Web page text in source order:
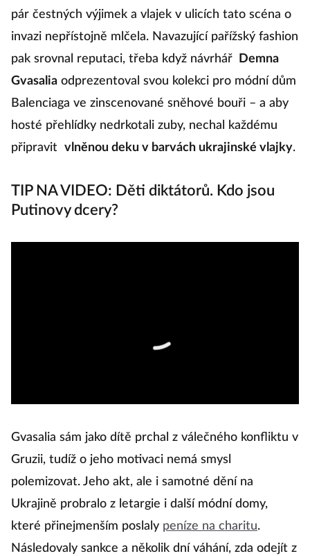
pár čestných výjimek a vlajek v ulicích tato scéna o
invazi nepřístojně mlčela. Navazující pařížský fashion
pak srovnal reputaci, třeba když návrhář
Demna
Gvasalia odprezentoval svou kolekci pro módní dům
Balenciaga ve zinscenované sněhové bouři – a aby
hosté přehlídky nedrkotali zuby, nechal každému
připravit vlněnou deku v barvách ukrajinské vlajky.
TIP NA VIDEO: Děti diktátorů. Kdo jsou
Putinovy dcery?
Gvasalia sám jako dítě prchal z válečného konfliktu v
Gruzii, tudíž o jeho motivaci nemá smysl
polemizovat. Jeho akt, ale i samotné dění na
Ukrajině probralo z letargie i další módní domy,
které přinejmenším poslaly peníze na charitu.
Následovaly sankce a několik dní váhání, zda odejít z